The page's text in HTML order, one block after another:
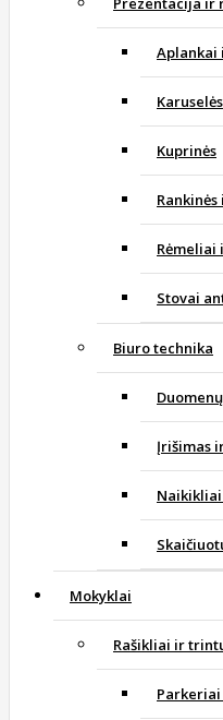
Aplankai
Karuselės
Kuprinės
Rėmeliai
Stovai
Biuro technika
Įrišimas
Mokyklai
Rašikliai ir